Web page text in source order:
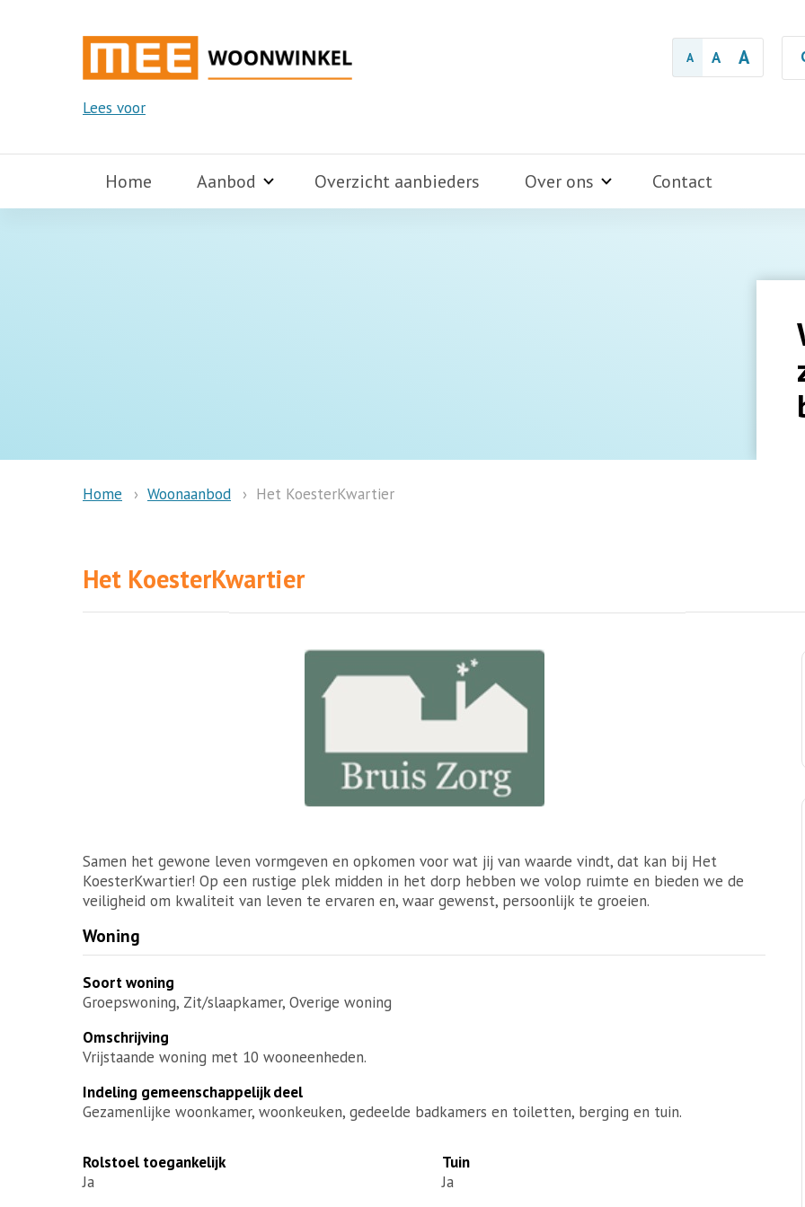
A A A
Lees voor
Home Aanbod Overzicht aanbieders Over ons Contact
Home Woonaanbod Het KoesterKwartier
Het KoesterKwartier
Samen het gewone leven vormgeven en opkomen voor wat jij van waarde vindt, dat kan bij Het
KoesterKwartier! Op een rustige plek midden in het dorp hebben we volop ruimte en bieden we de
veiligheid om kwaliteit van leven te ervaren en, waar gewenst, persoonlijk te groeien.
Woning
Soort woning
Groepswoning, Zit/slaapkamer, Overige woning
Omschrijving
Vrijstaande woning met 10 wooneenheden.
Indeling gemeenschappelijk deel
Gezamenlijke woonkamer, woonkeuken, gedeelde badkamers en toiletten, berging en tuin.
Rolstoel toegankelijk
Ja
Tuin
Ja